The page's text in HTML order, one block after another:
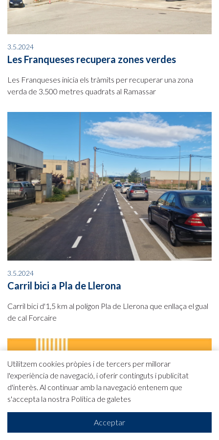
3.5.2024
Les Franqueses recupera zones verdes
Les Franqueses inicia els tràmits per recuperar una zona
verda de 3.500 metres quadrats al Ramassar
3.5.2024
Carril bici a Pla de Llerona
Carril bici d'1,5 km al polígon Pla de Llerona que enllaça el gual
de cal Forcaire
Utilitzem cookies pròpies i de tercers per millorar
l'experiència de navegació, i oferir continguts i publicitat
d'interès. Al continuar amb la navegació entenem que
s'accepta la nostra Política de galetes
Acceptar